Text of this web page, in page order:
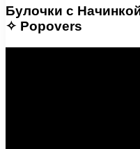
Булочки с
✧ Popovers